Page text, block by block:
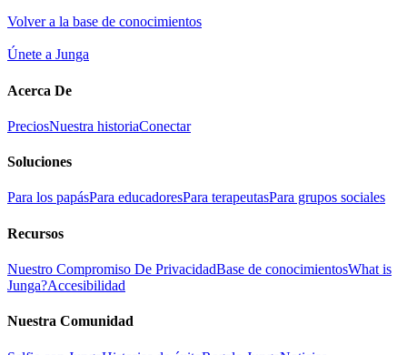
Volver a la base de conocimientos
Únete a Junga
Acerca De
PreciosNuestra historiaConectar
Soluciones
Para los papásPara educadoresPara terapeutasPara grupos sociales
Recursos
Nuestro Compromiso De PrivacidadBase de conocimientosWhat is
Junga?Accesibilidad
Nuestra Comunidad